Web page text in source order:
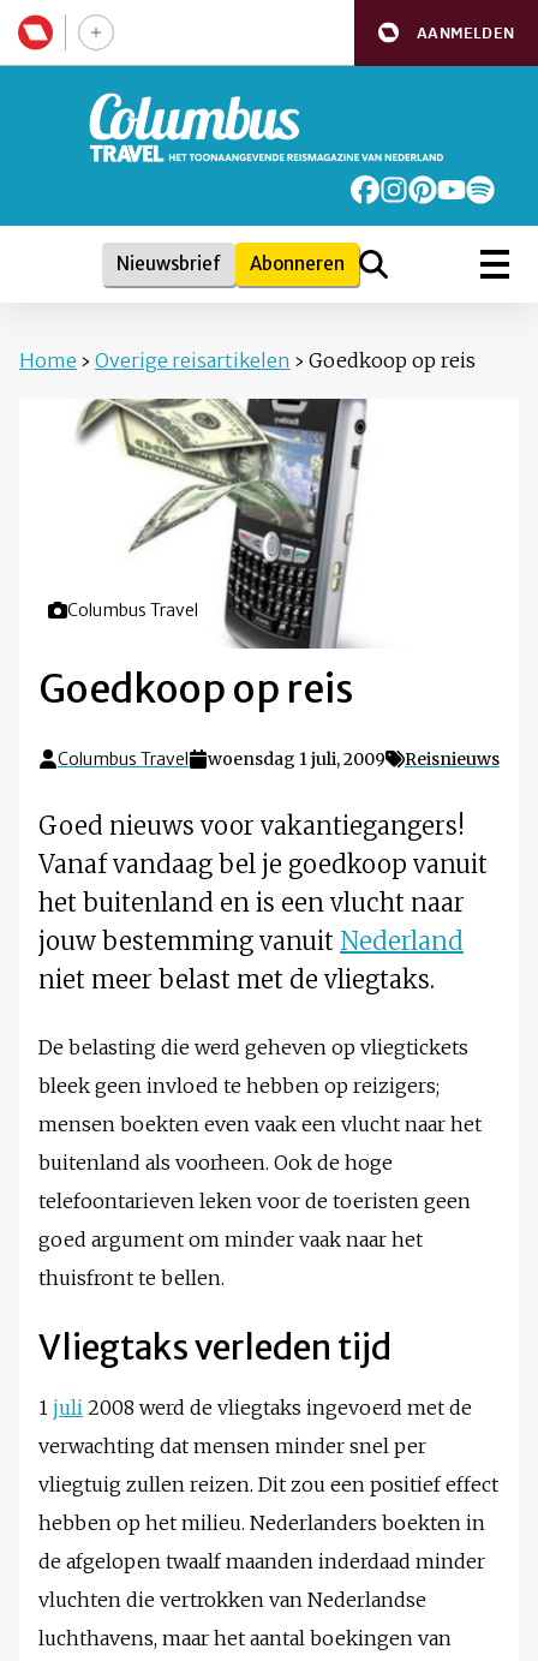
AANMELDEN
Nieuwsbrief Abonneren
Home › Overige reisartikelen › Goedkoop op reis
Foto door
Columbus Travel
Goedkoop op reis
Columbus Travel woensdag 1 juli, 2009 Reisnieuws
Goed nieuws voor vakantiegangers!
Vanaf vandaag bel je goedkoop vanuit
het buitenland en is een vlucht naar
jouw bestemming vanuit Nederland
niet meer belast met de vliegtaks.
De belasting die werd geheven op vliegtickets
bleek geen invloed te hebben op reizigers;
mensen boekten even vaak een vlucht naar het
buitenland als voorheen. Ook de hoge
telefoontarieven leken voor de toeristen geen
goed argument om minder vaak naar het
thuisfront te bellen.
Vliegtaks verleden tijd
1 juli 2008 werd de vliegtaks ingevoerd met de
verwachting dat mensen minder snel per
vliegtuig zullen reizen. Dit zou een positief effect
hebben op het milieu. Nederlanders boekten in
de afgelopen twaalf maanden inderdaad minder
vluchten die vertrokken van Nederlandse
luchthavens, maar het aantal boekingen van